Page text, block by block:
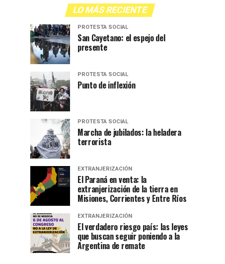
LO MÁS RECIENTE
PROTESTA SOCIAL
San Cayetano: el espejo del
presente
PROTESTA SOCIAL
Punto de inflexión
PROTESTA SOCIAL
Marcha de jubilados: la heladera
terrorista
EXTRANJERIZACIÓN
El Paraná en venta: la
extranjerización de la tierra en
Misiones, Corrientes y Entre Ríos
EXTRANJERIZACIÓN
El verdadero riesgo país: las leyes
que buscan seguir poniendo a la
Argentina de remate